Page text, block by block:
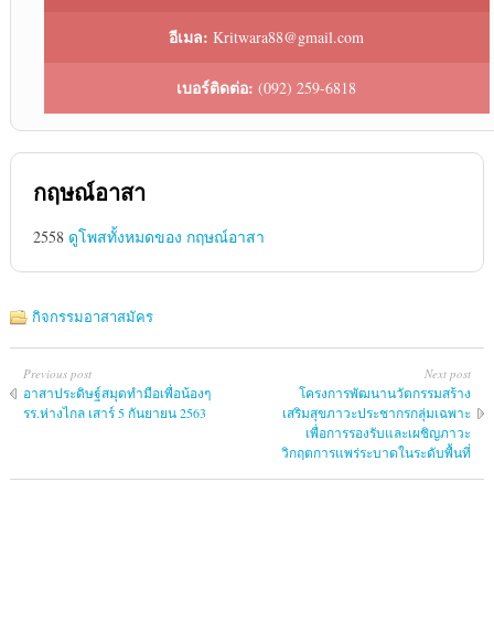
อีเมล: Kritwara88@gmail.com
เบอร์ติดต่อ: (092) 259-6818
กฤษณ์อาสา
2558 ดูโพสทั้งหมดของ กฤษณ์อาสา
กิจกรรมอาสาสมัคร
Previous post
อาสาประดิษฐ์สมุดทำมือเพื่อน้องๆ
รร.ห่างไกล เสาร์ 5 กันยายน 2563
Next post
โครงการพัฒนานวัตกรรมสร้าง
เสริมสุขภาวะประชากรกลุ่มเฉพาะ
เพื่อการรองรับและเผชิญภาวะ
วิกฤตการแพร่ระบาดในระดับพื้นที่